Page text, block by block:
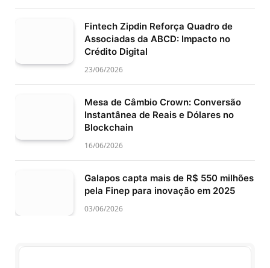
Fintech Zipdin Reforça Quadro de
Associadas da ABCD: Impacto no
Crédito Digital
23/06/2026
Mesa de Câmbio Crown: Conversão
Instantânea de Reais e Dólares no
Blockchain
16/06/2026
Galapos capta mais de R$ 550 milhões
pela Finep para inovação em 2025
03/06/2026